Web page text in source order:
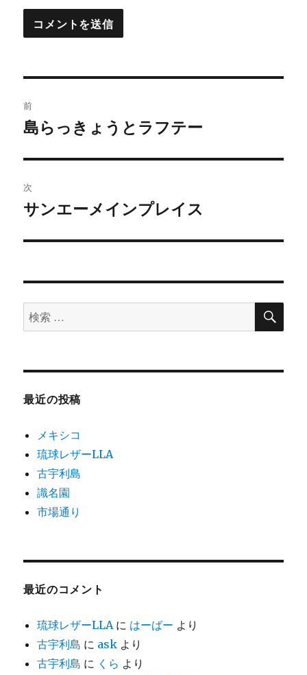
稿
ビ
ゲ
ー
ン
前
過
の
投
稿:
島らっきょうとラフテー
次
次
投
サンエーメインプレイス
検
索
象:
検
最近の投稿
メキシコ
琉球レザーLLA
古宇利島
識名園
市場通り
最近のコメント
琉球レザーLLAに はーばー より
古宇利島 に ask より
古宇利島 に くら より